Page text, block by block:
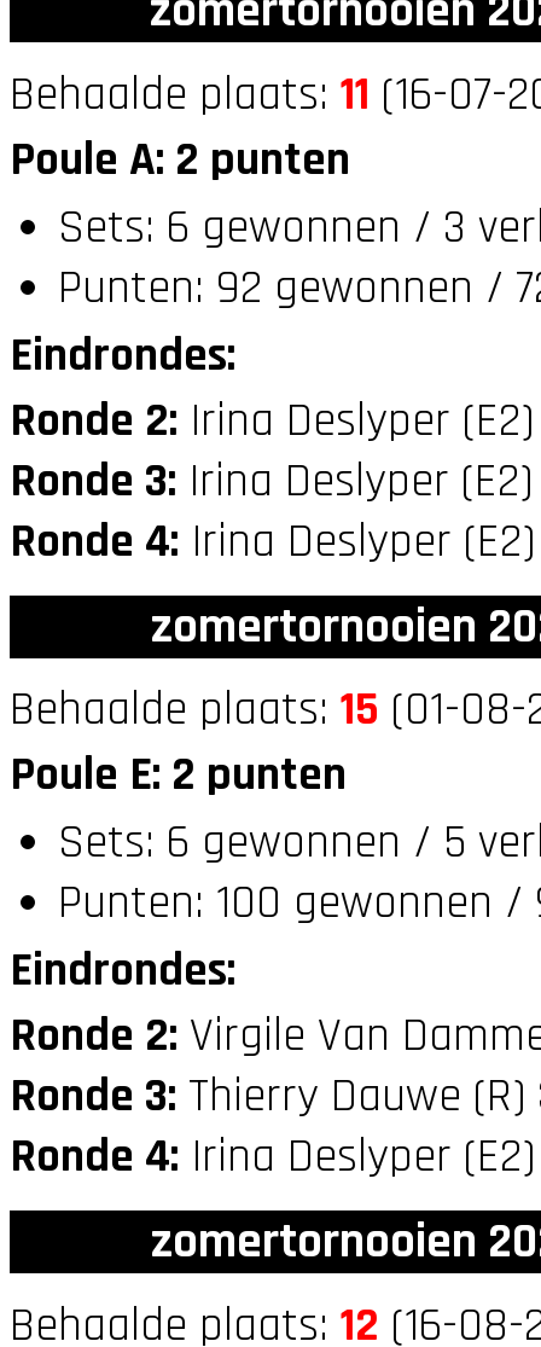
Behaalde plaats: 11 (16-07-
Poule A: 2 punten
Sets: 6 gewonnen / 3
Punten: 92 gewonnen /
Eindrondes:
Ronde 2: Irina Deslyper
Ronde 3: Irina Deslyper
Ronde 4: Irina Deslyper
zomertornooien
Behaalde plaats: 15 (01-08-
Poule E: 2 punten
Sets: 6 gewonnen / 5
Punten: 100 gewonnen /
Eindrondes:
Ronde 2: Virgile Van
Ronde 3: Thierry Dauwe (R)
Ronde 4: Irina Deslyper
zomertornooien
Behaalde plaats: 12 (16-08-